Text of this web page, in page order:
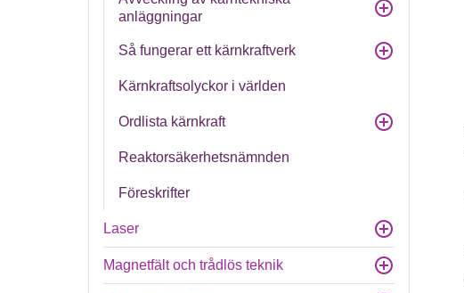
anläggningar
Så fungerar ett kärnkraftverk
Kärnkraftsolyckor i världen
Ordlista kärnkraft
Reaktorsäkerhetsnämnden
Föreskrifter
Laser
Magnetfält och trådlös teknik